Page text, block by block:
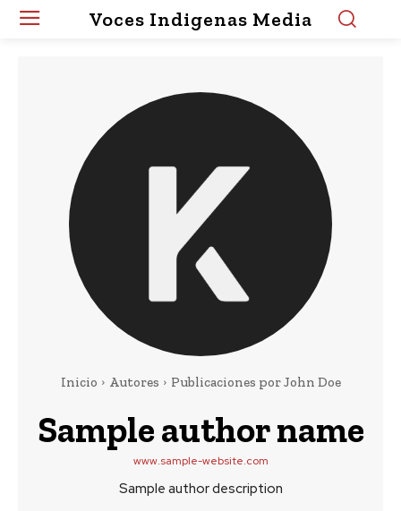
Voces Indigenas Media
Inicio Autores Publicaciones por John Doe
Sample author name
www.sample-website.com
Sample author description